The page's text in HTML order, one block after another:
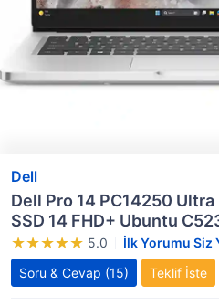
Dell
Dell Pro 14 PC14250
SSD 14 FHD+ Ubuntu
5.0
İlk Yorumu Siz
Soru & Cevap (15) Teklif İste